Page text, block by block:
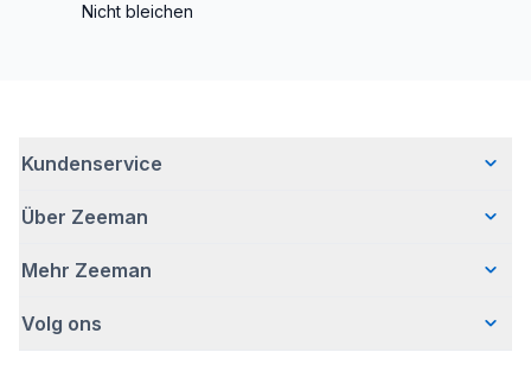
Nicht bleichen
Kundenservice
Häufig gestellte Fragen
Lieferung
Garantie
Über Zeeman
Wer wir sind
Verantwortungsvoll Geschäfte machen
Mehr Zeeman
Presse
Volg ons